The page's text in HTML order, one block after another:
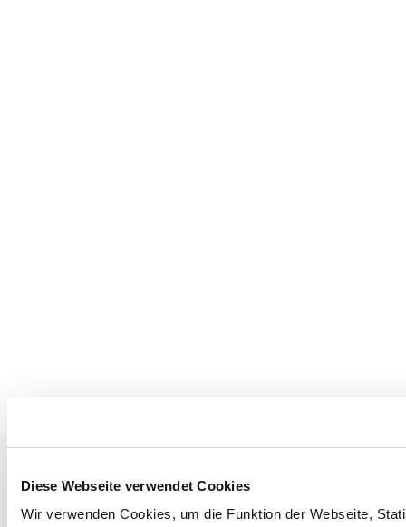
Diese Webseite verwendet Cookies
Wir verwenden Cookies, um die Funktion der Webseite,